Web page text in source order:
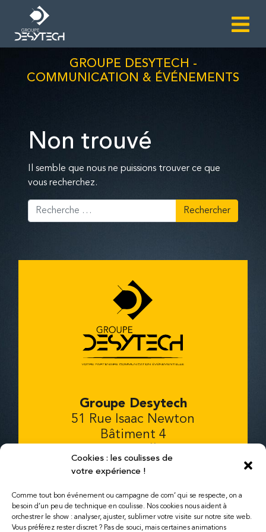
Cookies : les coulisses de
votre expérience !
Comme tout bon événement ou campagne de com’ qui se respecte, on a
besoin d’un peu de technique en coulisse. Nos cookies nous aident à
orchestrer le show : analyser, ajuster, sublimer votre visite sur notre site web.
Vous préférez rester discret ? Pas de souci, mais certaines animations
GROUPE DESYTECH -
COMMUNICATION & ÉVÉNEMENTS
Non trouvé
Il semble que nous ne puissions trouver ce que
vous recherchez.
Rechercher
Groupe Desytech
51 Rue Isaac Newton
Bâtiment 4
Tél. 06-52-22-08-32
Ouvert du lundi au samedi de 8h à
19h